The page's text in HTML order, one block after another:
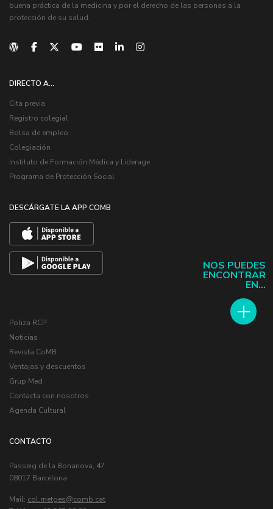
NOS PUEDES
ENCONTRAR
EN...
buena práctica de la medicina y por el derecho de las personas a la
protección de su salud.
DIRECTO A...
Cita previa
Registro colegial
Bolsa de empleo
Colegiación
Instituto de Formación Médica y Liderage
Programa de Protección Social
DESCÁRGATE LA APP COMB
Poliza RCP
Noticias
Revista CoMB
Ventajas y descuentos
Grup Med
Contacta con nosotros
Agenda Cultural
CONTACTO
Passeig de la Bonanova, 47
08017 Barcelona
Mail: col.metges